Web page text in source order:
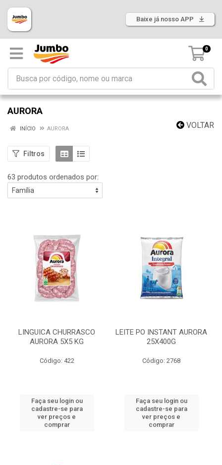
Baixe já nosso APP
0
AURORA
VOLTAR
INÍCIO AURORA
Filtros
63 produtos ordenados por:
LINGUICA CHURRASCO
AURORA 5X5 KG
Código: 422
Faça seu login ou
cadastre-se para
ver preços e
comprar
LEITE PO INSTANT AURORA
25X400G
Código: 2768
Faça seu login ou
cadastre-se para
ver preços e
comprar